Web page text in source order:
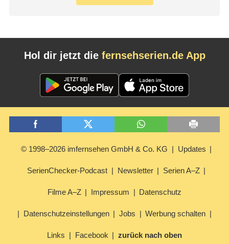
Hol dir jetzt die fernsehserien.de App
© 1998–2026 imfernsehen GmbH & Co. KG Updates
SerienChecker-Podcast Newsletter Serien A–Z
Filme A–Z Impressum Datenschutz
Datenschutzeinstellungen Jobs Werbung schalten
Links Facebook zurück nach oben